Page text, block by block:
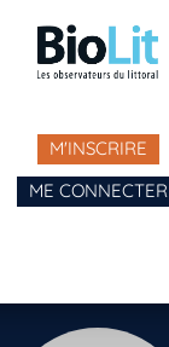
M'INSCRIRE
ME CONNECTER